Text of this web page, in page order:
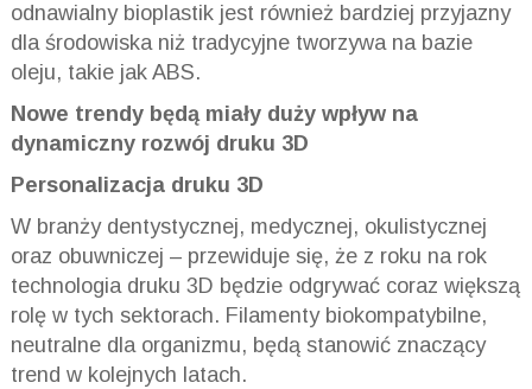
odnawialny bioplastik jest również bardziej przyjazny
dla środowiska niż tradycyjne tworzywa na bazie
oleju, takie jak ABS.
Nowe trendy będą miały duży wpływ na
dynamiczny rozwój druku 3D
Personalizacja druku 3D
W branży dentystycznej, medycznej, okulistycznej
oraz obuwniczej – przewiduje się, że z roku na rok
technologia druku 3D będzie odgrywać coraz większą
rolę w tych sektorach. Filamenty biokompatybilne,
neutralne dla organizmu, będą stanowić znaczący
trend w kolejnych latach.